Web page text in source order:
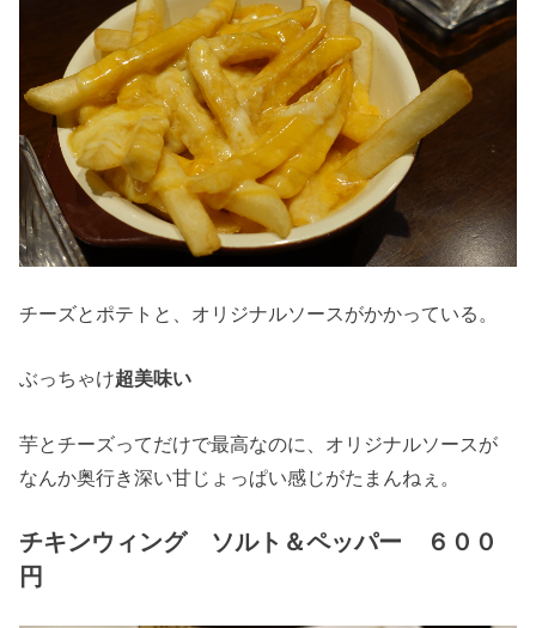
チーズとポテトと、オリジナルソースがかかっている。
ぶっちゃけ超美味い
芋とチーズってだけで最高なのに、オリジナルソースが
なんか奥行き深い甘じょっぱい感じがたまんねぇ。
チキンウィング ソルト＆ペッパー ６００
円